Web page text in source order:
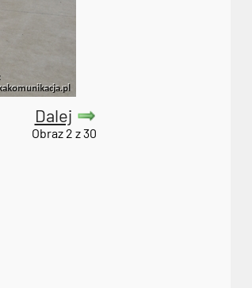
Dalej
Obraz 2 z 30